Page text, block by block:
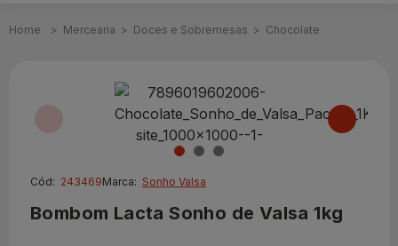
Mercearia Doces e Sobremesas Chocolate
Cód: 243469Marca: Sonho Valsa
Bombom Lacta Sonho de Valsa 1kg